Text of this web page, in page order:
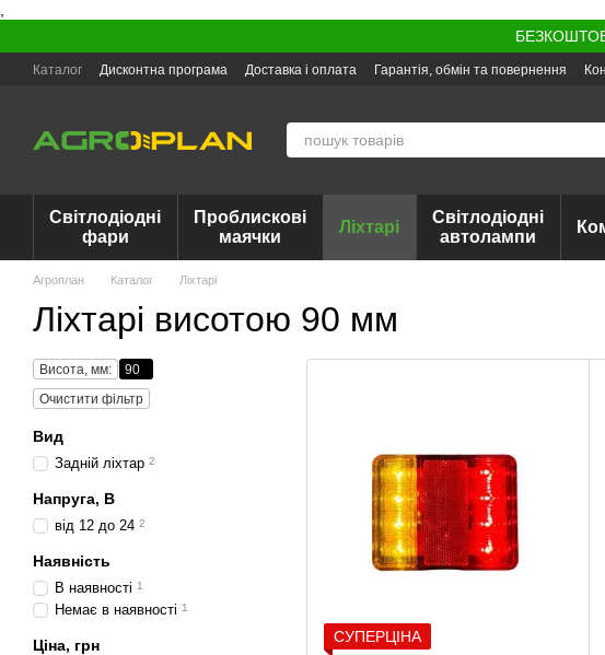
Каталог Дисконтна програма Доставка і оплата Гарантія, обмін та повернення
Світлодіодні
фари
Проблискові
маячки
Ліхтарі
Світлодіодні
автолампи
Агроплан Каталог Ліхтарі
Ліхтарі висотою 90 мм
СУПЕРЦІНА
Висота, мм:
90
Очистити фільтр
Вид
Задній ліхтар 2
Напруга, В
від 12 до 24 2
Наявність
В наявності 1
Немає в наявності 1
Ціна, грн